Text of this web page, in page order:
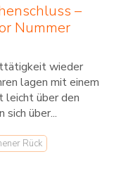
–
Nummer
wieder
lagen mit einem
leicht über den
über...
Rück